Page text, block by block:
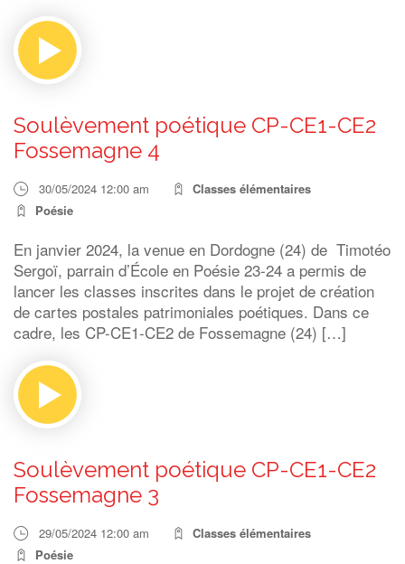
Soulèvement poétique CP-CE1-CE2
Fossemagne 4
30/05/2024 12:00 am
Classes élémentaires
Poésie
En janvier 2024, la venue en Dordogne (24) de Timotéo
Sergoï, parrain d’École en Poésie 23-24 a permis de
lancer les classes inscrites dans le projet de création
de cartes postales patrimoniales poétiques. Dans ce
cadre, les CP-CE1-CE2 de Fossemagne (24) […]
Soulèvement poétique CP-CE1-CE2
Fossemagne 3
29/05/2024 12:00 am
Classes élémentaires
Poésie